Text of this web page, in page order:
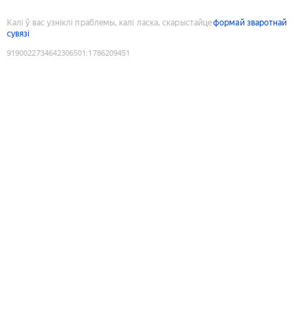
Калі ў вас узніклі праблемы, калі ласка, скарыстайцеформай зваротнай
сувязі
9190022734642306501 :1786209451